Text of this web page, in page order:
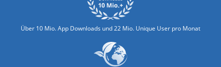
Über 10 Mio. App Downloads und 22 Mio. Unique User pro Monat